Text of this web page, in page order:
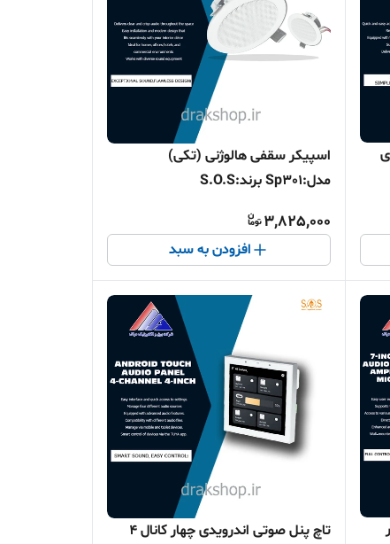
اسپیکر سقفی هالوژنی (تکی)
مدل:Sp301 برند:S.O.S
3,825,000
افزودن به سبد
تاچ پنل صوتی اندرویدی چهار کانال 4